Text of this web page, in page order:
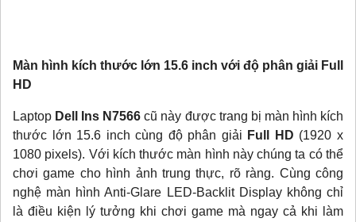
Màn hình kích thước lớn 15.6 inch với độ phân giải Full
HD
Laptop Dell Ins N7566 cũ này được trang bị màn hình kích
thước lớn 15.6 inch cùng độ phân giải Full HD (1920 x
1080 pixels). Với kích thước màn hình này chúng ta có thể
chơi game cho hình ảnh trung thực, rõ ràng. Cùng công
nghệ màn hình Anti-Glare LED-Backlit Display không chỉ
là điều kiện lý tưởng khi chơi game mà ngay cả khi làm